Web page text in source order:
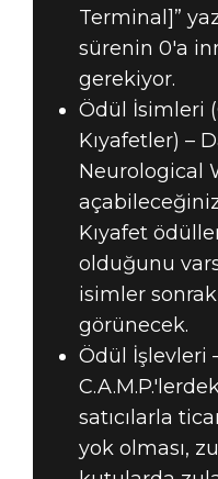
Terminal]”
sürenin 0'a
gerekiyor.
Ödül İsimleri
Kıyafetler) –
Neurological
Kıyafet
olduğunu
isimler
görünecek.
Ödül İşlevleri
satıcılarla
yok olması,